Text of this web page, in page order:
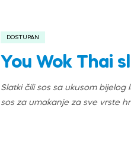
DOSTUPAN
You Wok Thai
Slatki čili sos sa ukusom bijelog
sos za umakanje za sve vrste